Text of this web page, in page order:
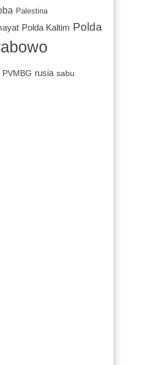
Palestina
Polda Kaltim Polda
PVMBG rusia sabu